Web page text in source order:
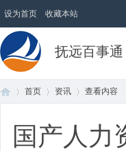
设为首页 收藏本站
抚远百事通
首页 资讯 查看内容
国产人力